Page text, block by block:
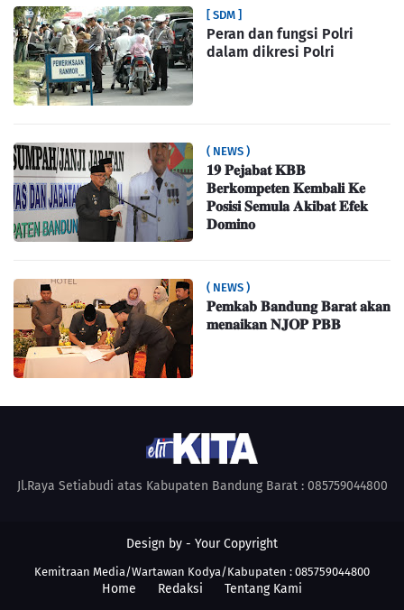
[ SDM ]
Peran dan fungsi Polri
dalam dikresi Polri
( NEWS )
𝟏𝟗 𝐏𝐞𝐣𝐚𝐛𝐚𝐭 𝐊𝐁𝐁
𝐁𝐞𝐫𝐤𝐨𝐦𝐩𝐞𝐭𝐞𝐧 𝐊𝐞𝐦𝐛𝐚𝐥𝐢 𝐊𝐞
𝐏𝐨𝐬𝐢𝐬𝐢 𝐒𝐞𝐦𝐮𝐥𝐚 𝐀𝐤𝐢𝐛𝐚𝐭 𝐄𝐟𝐞𝐤
𝐃𝐨𝐦𝐢𝐧𝐨
( NEWS )
𝐏𝐞𝐦𝐤𝐚𝐛 𝐁𝐚𝐧𝐝𝐮𝐧𝐠 𝐁𝐚𝐫𝐚𝐭 𝐚𝐤𝐚𝐧
𝐦𝐞𝐧𝐚𝐢𝐤𝐚𝐧 𝐍𝐉𝐎𝐏 𝐏𝐁𝐁
Jl.Raya Setiabudi atas Kabupaten Bandung Barat : 085759044800
Design by - Your Copyright
Kemitraan Media/Wartawan Kodya/Kabupaten : 085759044800
Home Redaksi Tentang Kami